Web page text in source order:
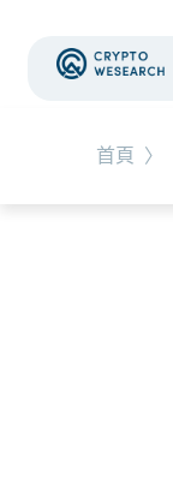
首頁 〉
新手教學